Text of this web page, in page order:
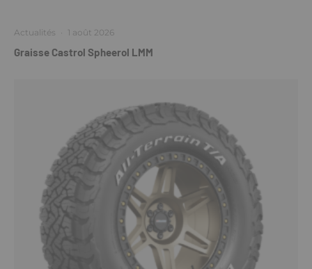
Actualités · 1 août 2026
Graisse Castrol Spheerol LMM